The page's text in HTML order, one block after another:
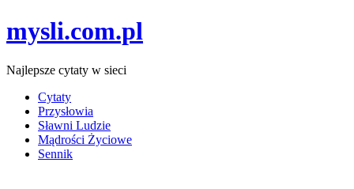
mysli.com.pl
Najlepsze cytaty w sieci
Cytaty
Przysłowia
Sławni Ludzie
Mądrości Życiowe
Sennik